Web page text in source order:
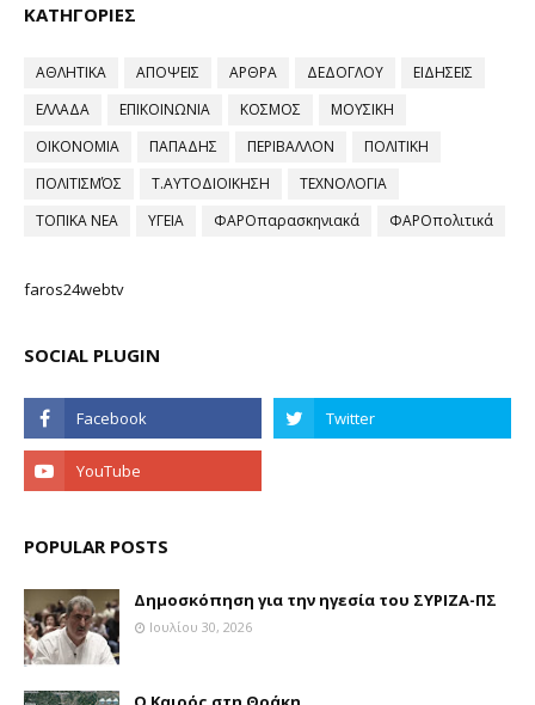
ΚΑΤΗΓΟΡΙΕΣ
ΑΘΛΗΤΙΚΑ ΑΠΟΨΕΙΣ ΑΡΘΡΑ ΔΕΔΟΓΛΟΥ
ΕΙΔΗΣΕΙΣ
ΕΛΛΑΔΑ
ΕΠΙΚΟΙΝΩΝΙΑ ΚΟΣΜΟΣ
ΜΟΥΣΙΚΗ
ΟΙΚΟΝΟΜΙΑ
ΠΑΠΑΔΗΣ ΠΕΡΙΒΑΛΛΟΝ
ΠΟΛΙΤΙΚΗ
ΠΟΛΙΤΙΣΜΌΣ
Τ.ΑΥΤΟΔΙΟΙΚΗΣΗ
ΤΕΧΝΟΛΟΓΙΑ
ΤΟΠΙΚΑ ΝΕΑ
ΥΓΕΙΑ ΦΑΡΟπαρασκηνιακά ΦΑΡΟπολιτικά
faros24webtv
SOCIAL PLUGIN
POPULAR POSTS
Δημοσκόπηση για την ηγεσία του ΣΥΡΙΖΑ-ΠΣ
Ιουλίου 30, 2026